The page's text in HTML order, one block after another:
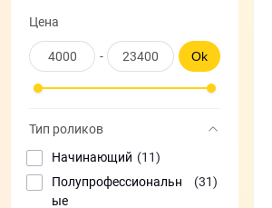
Цена
- Ok
Тип роликов
Начинающий (11)
Полупрофессиональн
ые
(31)